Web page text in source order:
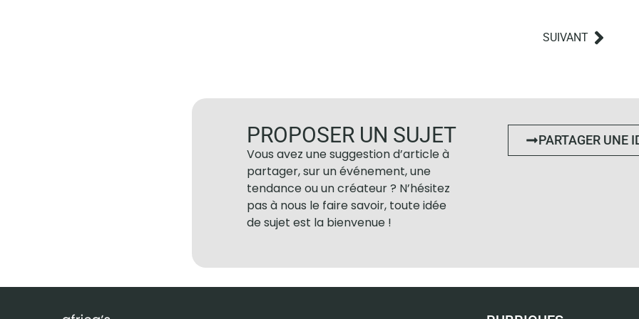
SUIVANT
PROPOSER UN SUJET
Vous avez une suggestion d’article à
partager, sur un événement, une
tendance ou un créateur ? N’hésitez
pas à nous le faire savoir, toute idée
de sujet est la bienvenue !
PARTAGER UNE